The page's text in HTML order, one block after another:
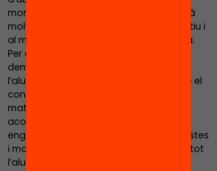
moment, ja que aquesta capacitat està
molt lligada al desenvolupament cognitiu i
al moment maduratiu de cada persona.
Per això és tan important fer
demostracions matemàtiques on
l’alumnat pugui tocar, manipular i veure el
concepte que estem treballant amb
material adequat, guiat pel docent i
acompanyat de preguntes
engrescadores. Oferint diferents propostes
i maneres de fer donem l’oportunitat a tot
l’alumnat d’arribar a la comprensió i al